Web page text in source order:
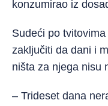
konzumirao iz
Sudeći po
zaključiti da dani i
ništa za njega nisu
– Trideset dana